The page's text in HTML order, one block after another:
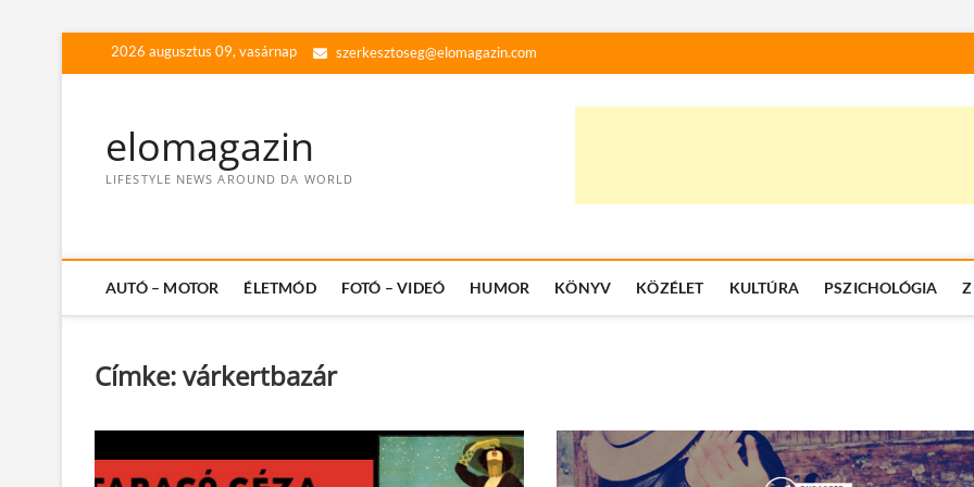
2026 augusztus 09, vasárnap szerkesztoseg@elomagazin.com
elomagazin
LIFESTYLE NEWS AROUND DA WORLD
AUTÓ – MOTOR ÉLETMÓD FOTÓ – VIDEÓ HUMOR KÖNYV KÖZÉLET KULTÚRA PSZICHOLÓGIA
Címke:várkertbazár